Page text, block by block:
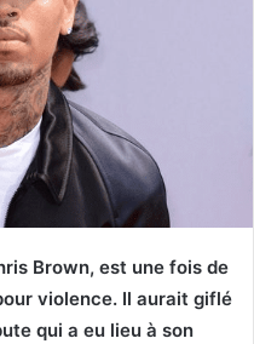
Brown, est une fois de
violence. Il aurait giflé
qui a eu lieu à son